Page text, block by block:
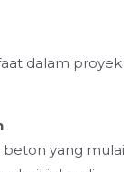
dalam proyek
beton yang mulai